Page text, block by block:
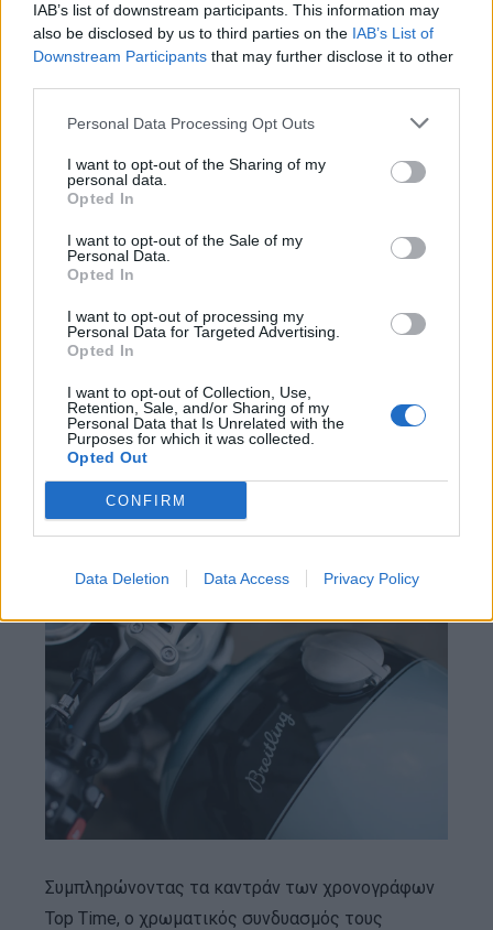
IAB’s list of downstream participants. This information may
also be disclosed by us to third parties on the IAB’s List of
Downstream Participants that may further disclose it to other
Personal Data Processing Opt Outs
I want to opt-out of the Sharing of my
personal data.
Opted In
I want to opt-out of the Sale of my
Personal Data.
Opted In
I want to opt-out of processing my
Personal Data for Targeted Advertising.
Opted In
I want to opt-out of Collection, Use,
Retention, Sale, and/or Sharing of my
Personal Data that Is Unrelated with the
Purposes for which it was collected.
Opted Out
CONFIRM
Data Deletion Data Access Privacy Policy
σχεδιασμού. Το Top Time Triumph συνδυάζει αυτό
το ασυμβίβαστο στυλ με την δεξιοτεχνία.”
φύλα. Για τους λάτρεις της Triumph και
υποψήφιους κατόχους της Speed Twin Breitling
Limited Edition, είναι απολύτως απαραίτητο.
Triumph Speed Twin Breitling Limited
Edition
Μόνο 270 από αυτές τις μοτοσυκλέτες θα
κατασκευαστούν. Εδώ είναι μια πιο λεπτομερή
ματιά στον εξαιρετικό σχεδιασμό τους:
Συμπληρώνοντας τα καντράν των χρονογράφων
Top Time, ο χρωματικός συνδυασμός τους